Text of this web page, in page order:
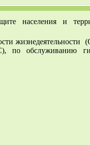
населения и
по обслуживанию